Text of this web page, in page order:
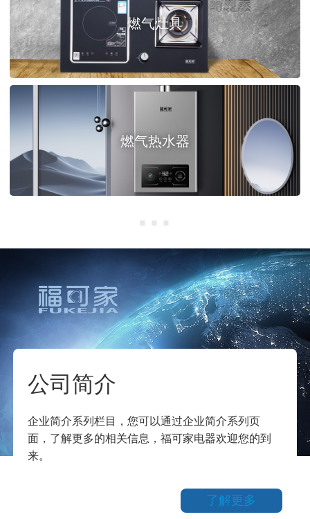
燃气灶具
燃气热水器
公司简介
企业简介系列栏目，您可以通过企业简介系列页
面，了解更多的相关信息，福可家电器欢迎您的到
来。
了解更多